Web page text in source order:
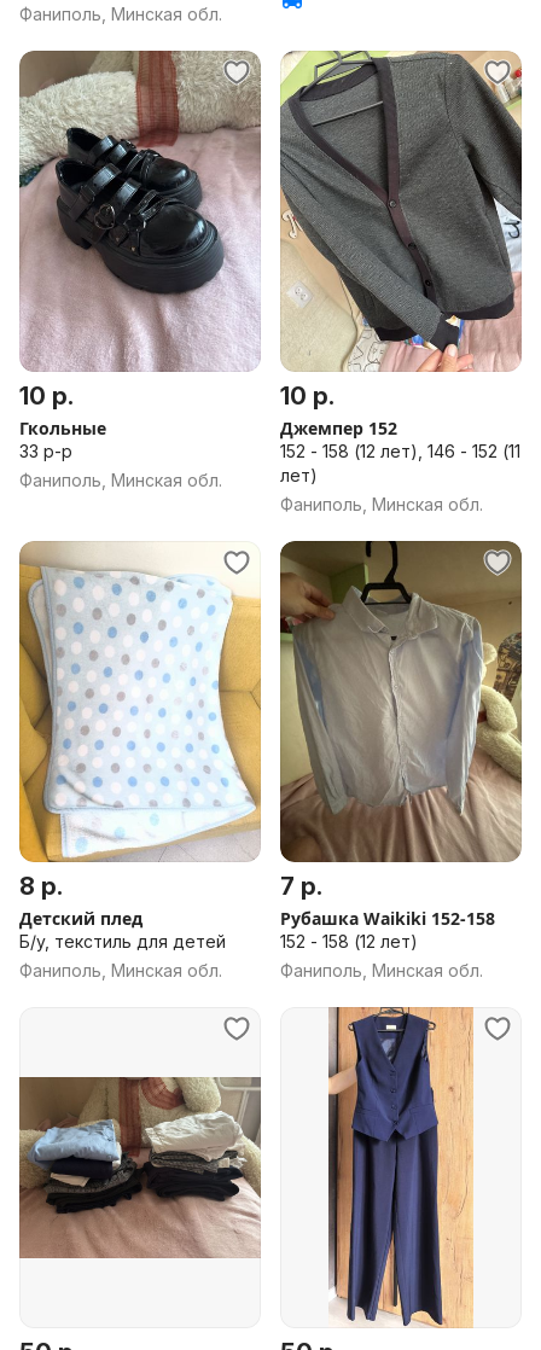
Фаниполь, Минская обл.
10 р.
Гкольные
33 р-р
Фаниполь, Минская обл.
10 р.
Джемпер 152
152 - 158 (12 лет), 146 - 152 (11
лет)
Фаниполь, Минская обл.
8 р.
Детский плед
Б/у, текстиль для детей
Фаниполь, Минская обл.
7 р.
Рубашка Waikiki 152-158
152 - 158 (12 лет)
Фаниполь, Минская обл.